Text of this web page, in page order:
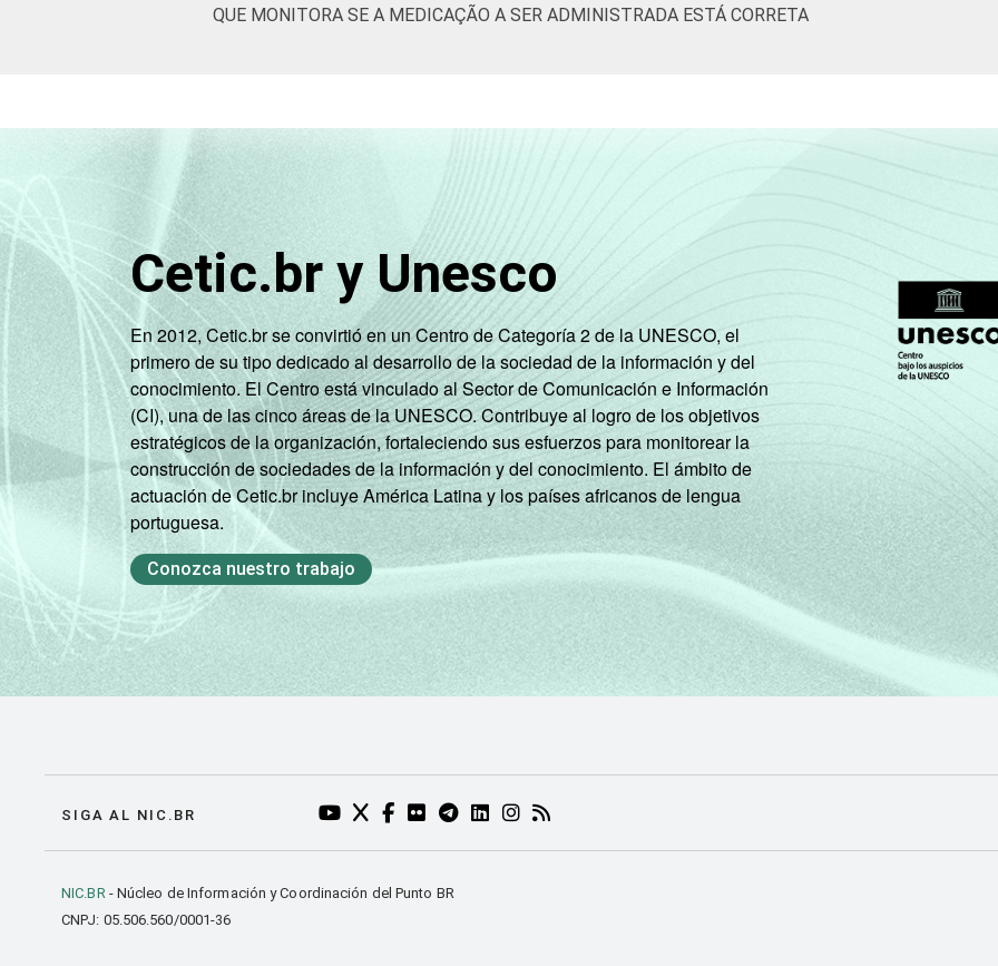
QUE MONITORA SE A MEDICAÇÃO A SER ADMINISTRADA ESTÁ CORRETA
Cetic.br y Unesco
En 2012, Cetic.br se convirtió en un Centro de Categoría 2 de la UNESCO, el
primero de su tipo dedicado al desarrollo de la sociedad de la información y del
conocimiento. El Centro está vinculado al Sector de Comunicación e Información
(CI), una de las cinco áreas de la UNESCO. Contribuye al logro de los objetivos
estratégicos de la organización, fortaleciendo sus esfuerzos para monitorear la
construcción de sociedades de la información y del conocimiento. El ámbito de
actuación de Cetic.br incluye América Latina y los países africanos de lengua
portuguesa.
Conozca nuestro trabajo
SIGA AL NIC.BR YOUTUBE DO NIC.BR (ABRE EM NOVA ABA)
TWITTER DO NIC.BR (ABRE EM NOVA ABA)
FACEBOOK DO NIC.BR (ABRE EM NOVA ABA)
FLICKR DO NIC.BR (ABRE EM NOVA ABA)
TELEGRAM DO NIC.BR (ABRE EM NOVA ABA)
LINKEDIN DO NIC.BR (ABRE EM NOVA ABA)
INSTAGRAM DO NIC.BR (ABRE EM NOVA ABA)
RSS DO NIC.BR (ABRE EM NOVA ABA)
NIC.BR- Núcleo de Información y Coordinación del Punto BR
CNPJ: 05.506.560/0001-36